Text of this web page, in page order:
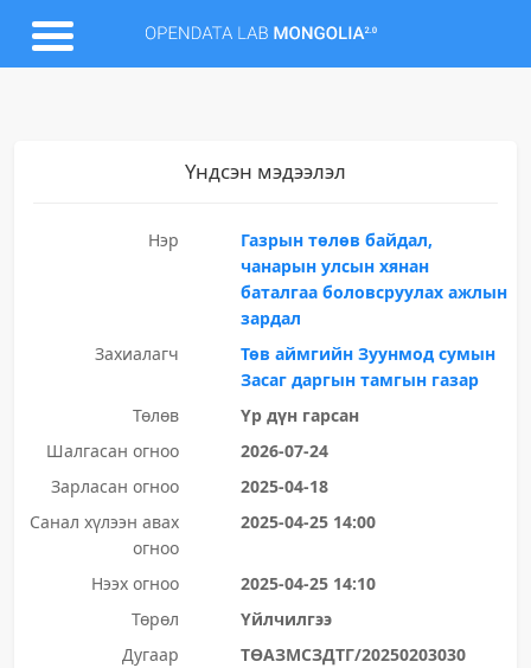
Үндсэн мэдээлэл
Нэр
Газрын төлөв байдал,
чанарын улсын хянан
баталгаа боловсруулах ажлын
зардал
Захиалагч
Төв аймгийн Зуунмод сумын
Засаг даргын тамгын газар
Төлөв
Үр дүн гарсан
Шалгасан огноо
2026-07-24
Зарласан огноо
2025-04-18
Санал хүлээн авах
огноо
2025-04-25 14:00
Нээх огноо
2025-04-25 14:10
Төрөл
Үйлчилгээ
Дугаар
ТӨАЗМСЗДТГ/20250203030